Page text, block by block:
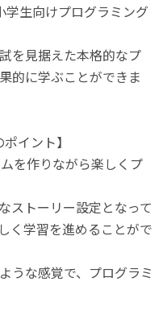
生向けプログラミング
を見据えた本格的なプ
的に学ぶことができま
イント】
を作りながら楽しくプ
ストーリー設定となって
く学習を進めることがで
うな感覚で、プログラミ